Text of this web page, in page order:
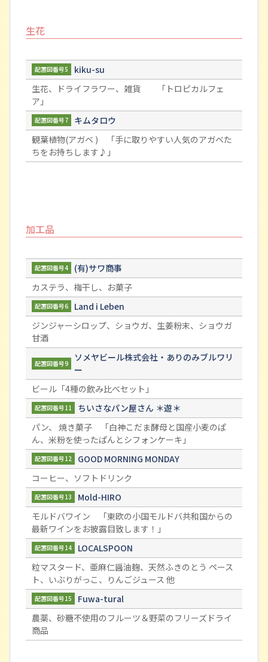
生花
配置図番号5
kiku-su
生花、ドライフラワー、雑貨 「トロピカルフェ
ア」
配置図番号7
キムタロウ
観葉植物(アガベ ) 「手に取りやすい人気のアガベた
ちをお持ちします♪」
加工品
配置図番号4
(有)サワ商事
カステラ、梅干し、お菓子
配置図番号6
Land i Leben
ジンジャーシロップ、ショウガ、生姜粉末、ショウガ
甘酒
配置図番号9
ソメヤビール株式会社・ありのみブルワリ
ー
ビール「4種の飲み比べセット」
配置図番号11
ちいさなパン屋さん ＊遊＊
パン、 焼き菓子 「白神こだま酵母と国産小麦のぱ
ん、米粉を使ったぱんとシフォンケーキ」
配置図番号12
GOOD MORNING MONDAY
コーヒー、ソフトドリンク
配置図番号13
Mold-HIRO
モルドバワイン 「東欧の小国モルドバ共和国からの
最新ワインをお披露目致します！」
配置図番号14
LOCALSPOON
粒マスタード、亜麻仁醤油麹、天然ふきのとう ペース
ト、いぶりがっこ、りんごジュース 他
配置図番号15
Fuwa-tural
農薬、砂糖不使用のフルーツ＆野菜のフリーズドライ
商品